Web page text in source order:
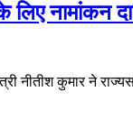
लिए नामांकन
नीतीश कुमार ने